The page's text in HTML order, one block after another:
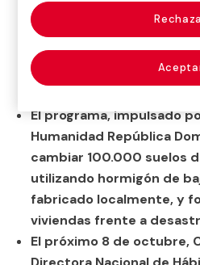
con una reducción del
estabilidad financiera y
incremento de las horas
en casa, favoreciendo el
El programa, impulsado
Humanidad República
cambiar 100.000 suelos
utilizando hormigón de
fabricado localmente, y
viviendas frente a
El próximo 8 de octubre,